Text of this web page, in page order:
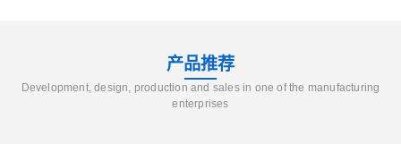
产品推荐
Development, design, production and sales in one of the manufacturing
enterprises